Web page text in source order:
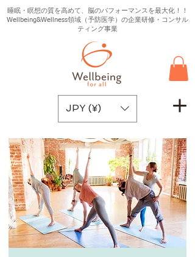
睡眠・瞑想の質を高めて、脳のパフォーマンスを最大化！！
Wellbeing&Wellness領域（予防医学）の企業研修・コンサル
ティング事業
JPY (¥)